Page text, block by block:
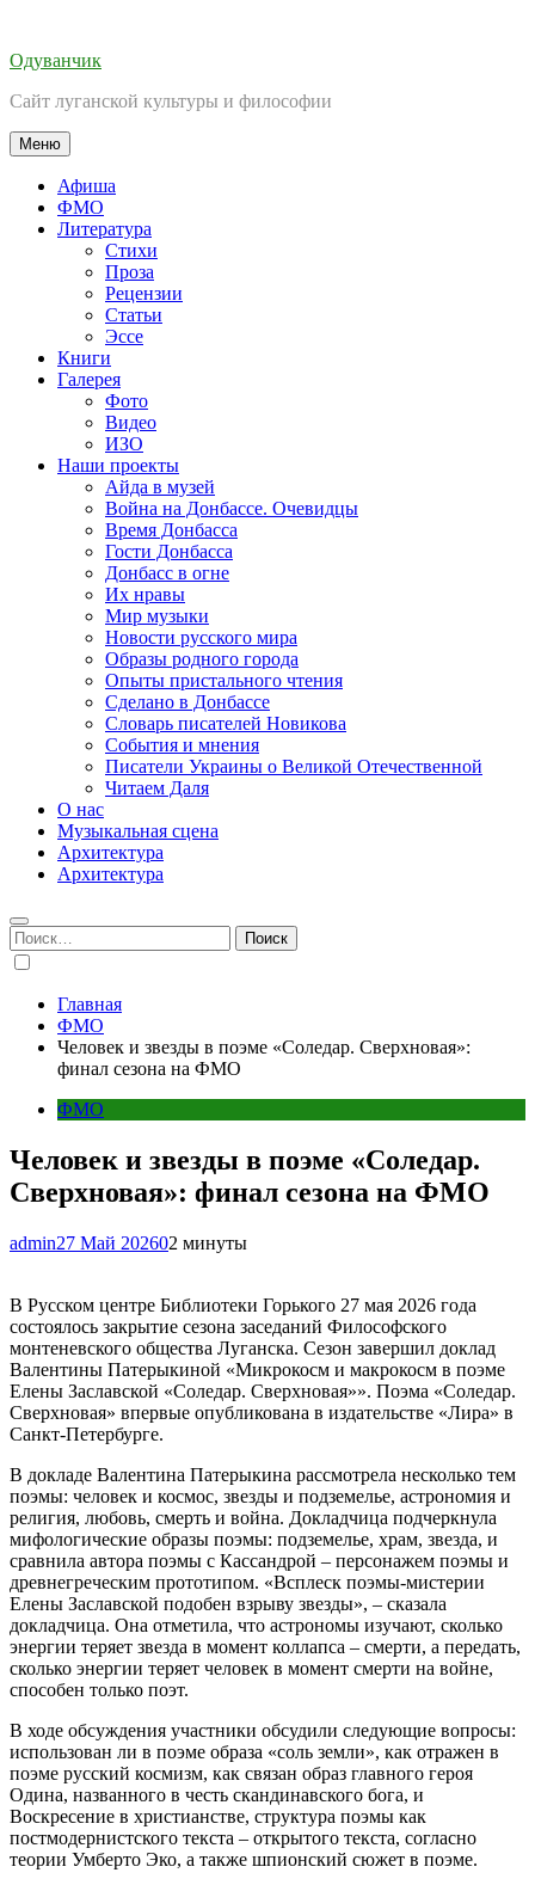
содержимому
Одуванчик
Сайт луганской культуры и философии
Меню
Афиша
ФМО
Литература
Стихи
Проза
Рецензии
Статьи
Эссе
Книги
Галерея
Фото
Видео
ИЗО
Наши проекты
Айда в музей
Война на Донбассе. Очевидцы
Время Донбасса
Гости Донбасса
Донбасс в огне
Их нравы
Мир музыки
Новости русского мира
Образы родного города
Опыты пристального чтения
Сделано в Донбассе
Словарь писателей Новикова
События и мнения
Писатели Украины о Великой Отечественной
Читаем Даля
О нас
Музыкальная сцена
Архитектура
Архитектура
Найти:
Главная
ФМО
Человек и звезды в поэме «Соледар. Сверхновая»:
финал сезона на ФМО
ФМО
Человек и звезды в поэме «Соледар.
Сверхновая»: финал сезона на ФМО
admin27 Май 202602 минуты
В Русском центре Библиотеки Горького 27 мая 2026 года
состоялось закрытие сезона заседаний Философского
монтеневского общества Луганска. Сезон завершил доклад
Валентины Патерыкиной «Микрокосм и макрокосм в поэме
Елены Заславской «Соледар. Сверхновая»». Поэма «Соледар.
Сверхновая» впервые опубликована в издательстве «Лира» в
Санкт-Петербурге.
В докладе Валентина Патерыкина рассмотрела несколько тем
поэмы: человек и космос, звезды и подземелье, астрономия и
религия, любовь, смерть и война. Докладчица подчеркнула
мифологические образы поэмы: подземелье, храм, звезда, и
сравнила автора поэмы с Кассандрой – персонажем поэмы и
древнегреческим прототипом. «Всплеск поэмы-мистерии
Елены Заславской подобен взрыву звезды», – сказала
докладчица. Она отметила, что астрономы изучают, сколько
энергии теряет звезда в момент коллапса – смерти, а передать,
сколько энергии теряет человек в момент смерти на войне,
способен только поэт.
В ходе обсуждения участники обсудили следующие вопросы:
использован ли в поэме образа «соль земли», как отражен в
поэме русский космизм, как связан образ главного героя
Одина, названного в честь скандинавского бога, и
Воскресение в христианстве, структура поэмы как
постмодернистского текста – открытого текста, согласно
теории Умберто Эко, а также шпионский сюжет в поэме.